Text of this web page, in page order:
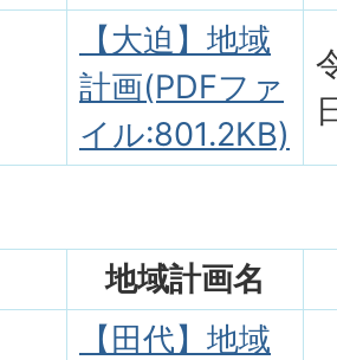
【大迫】地域
計画(PDFファ
イル:801.2KB)
地域計画名
【田代】地域